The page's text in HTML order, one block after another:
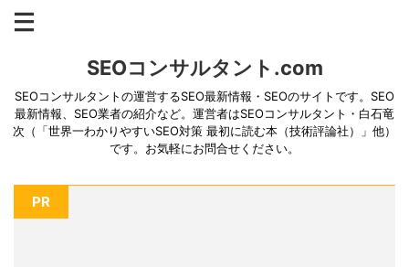
SEOコンサルタント.com
SEOコンサルタントの運営するSEO最新情報・SEOのサイトです。SEO
最新情報、SEO業者の紹介など。運営者はSEOコンサルタント・白石竜
次（「世界一わかりやすいSEO対策 最初に読む本（技術評論社）」他）
です。お気軽にお問合せください。
PR